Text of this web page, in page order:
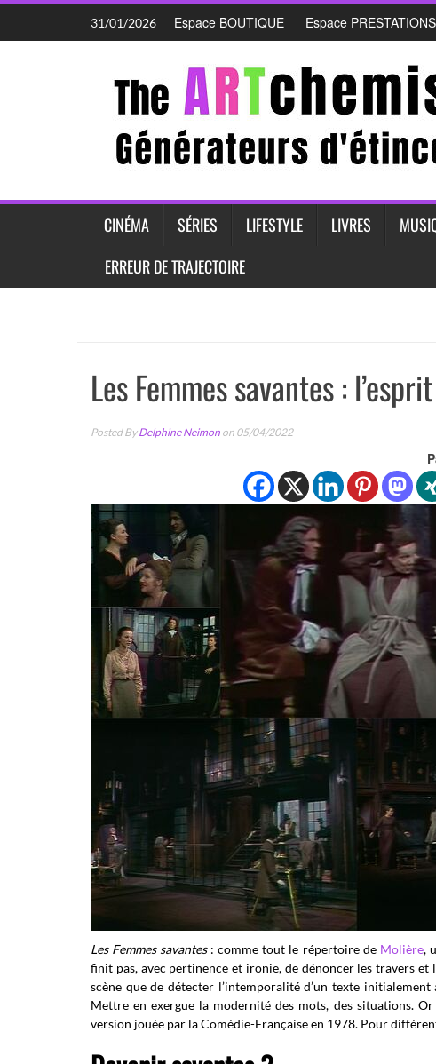
Skip
content
31/01/2026 Espace BOUTIQUE Espace PRESTATIONS
CINÉMA SÉRIES LIFESTYLE LIVRES
ERREUR DE TRAJECTOIRE
Les Femmes savantes :
Posted ByDelphine Neimon on 05/04/2022
Les Femmes savantes: comme tout le répertoire de Molière,
finit pas, avec pertinence et ironie, de dénoncer les travers et
scène que de détecter l’intemporalité d’un texte
Mettre en exergue la modernité des mots, des situations. Or
version jouée par la Comédie-Française en 1978. Pour